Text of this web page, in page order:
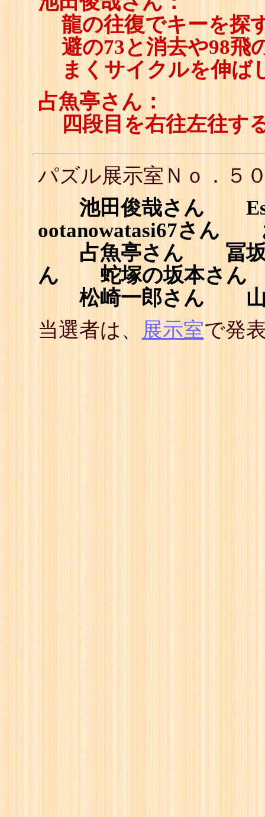
龍の往復でキーを探
避の73と消去や98飛
まくサイクルを伸ば
占魚亭さん：
四段目を右往左往す
パズル展示室Ｎｏ．
池田俊哉さん
ootanowatasi67さん
占魚亭さん 冨坂
ん 蛇塚の坂本さん
松崎一郎さん 山
当選者は、
展示室で発